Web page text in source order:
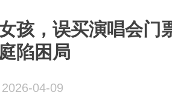
孩，误买演唱会门
陷困局
04-09